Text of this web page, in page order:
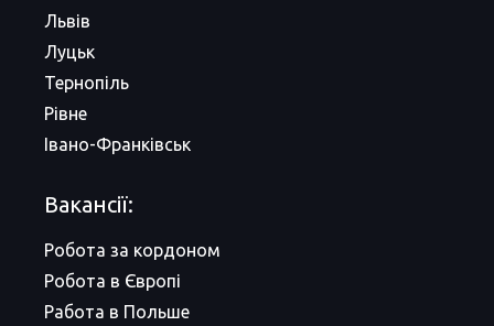
Львів
Луцьк
Тернопіль
Рівне
Івано-Франківськ
Вакансії:
Робота за кордоном
Робота в Європі
Работа в Польше